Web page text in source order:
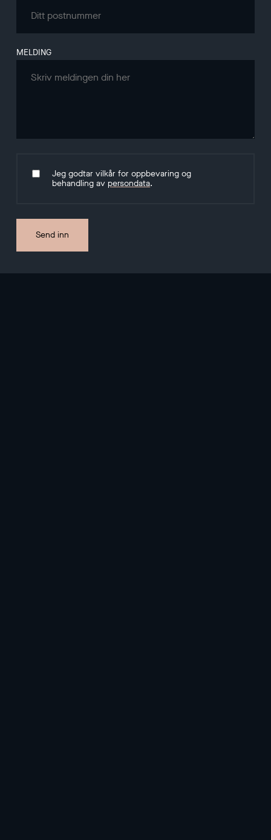
MELDING
Jeg godtar vilkår for oppbevaring og
behandling av persondata.
Send inn